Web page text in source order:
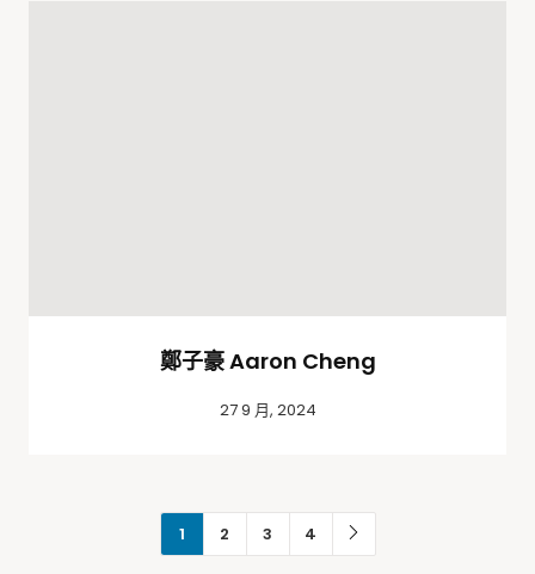
鄭子豪 Aaron Cheng
27 9 月, 2024
1 2 3 4